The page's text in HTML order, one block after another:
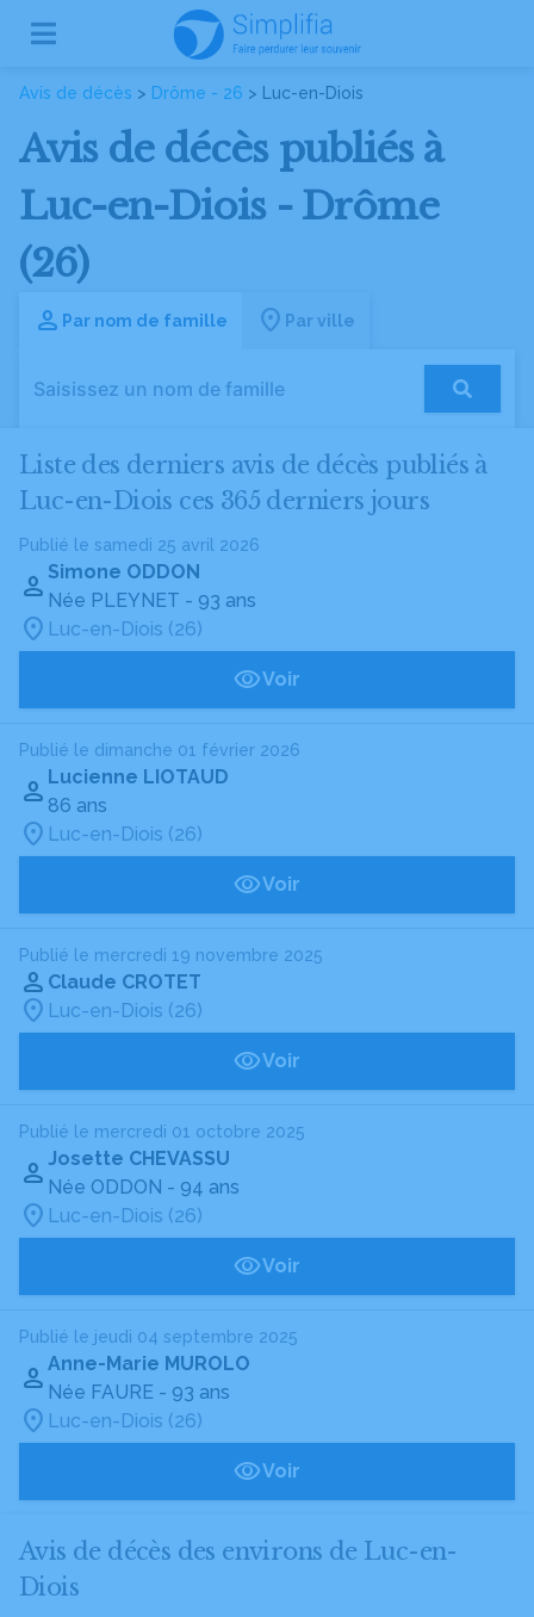
Avis de décès > Drôme - 26 > Luc-en-Diois
Avis de décès publiés à
Luc-en-Diois - Drôme
(26)
Par nom de famille Par ville
Liste des derniers avis de décès publiés à
Luc-en-Diois ces 365 derniers jours
Publié le samedi 25 avril 2026
Simone ODDON
Née PLEYNET - 93 ans
Luc-en-Diois (26)
Voir
Publié le dimanche 01 février 2026
Lucienne LIOTAUD
86 ans
Luc-en-Diois (26)
Voir
Publié le mercredi 19 novembre 2025
Claude CROTET
Luc-en-Diois (26)
Voir
Publié le mercredi 01 octobre 2025
Josette CHEVASSU
Née ODDON - 94 ans
Luc-en-Diois (26)
Voir
Publié le jeudi 04 septembre 2025
Anne-Marie MUROLO
Née FAURE - 93 ans
Luc-en-Diois (26)
Voir
Avis de décès des environs de Luc-en-
Diois